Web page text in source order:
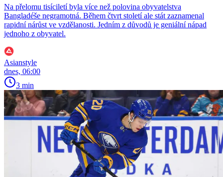
Na přelomu tisíciletí byla více než polovina obyvatelstva
Bangladéše negramotná. Během čtvrt století ale stát zaznamenal
rapidní nárůst ve vzdělanosti. Jedním z důvodů je geniální nápad
jednoho z obyvatel.
Asianstyle
dnes, 06:00
3 min